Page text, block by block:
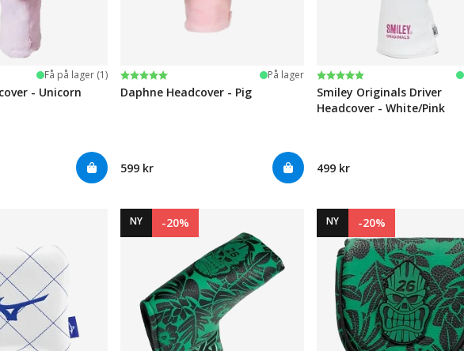
Få på lager (1)
- Unicorn
Karakter:
5.0 av 5 mulige På lager
Daphne Headcover - Pig
599 kr
Karakter:
5.0 av 5 mulige
Smiley Originals Driver
Headcover - White/Pink
499 kr
NY -20% NY -20%